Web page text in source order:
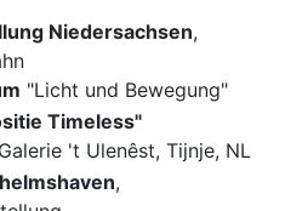
Niedersachsen,
"Licht und Bewegung"
Timeless"
't Ulenêst, Tijnje, NL
,